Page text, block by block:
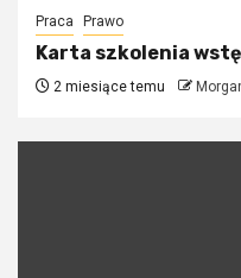
Praca Prawo
Karta szkolenia
2 miesiące temu